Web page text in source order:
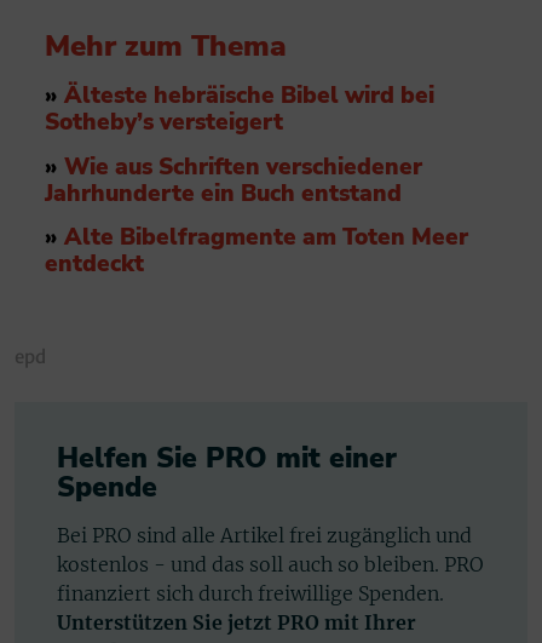
Mehr zum Thema
» Älteste hebräische Bibel wird bei
Sotheby’s versteigert
» Wie aus Schriften verschiedener
Jahrhunderte ein Buch entstand
» Alte Bibelfragmente am Toten Meer
entdeckt
epd
Helfen Sie PRO mit einer
Spende
Bei PRO sind alle Artikel frei zugänglich und
kostenlos - und das soll auch so bleiben. PRO
finanziert sich durch freiwillige Spenden.
Unterstützen Sie jetzt PRO mit Ihrer